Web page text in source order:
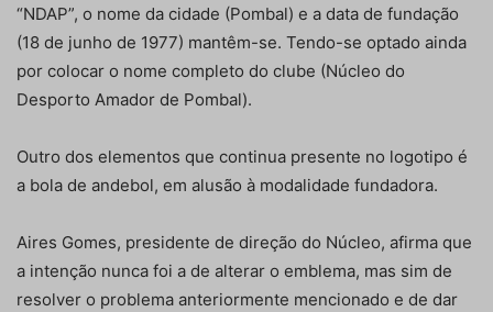
“NDAP”, o nome da cidade (Pombal) e a data de fundação
(18 de junho de 1977) mantêm-se. Tendo-se optado ainda
por colocar o nome completo do clube (Núcleo do
Desporto Amador de Pombal).
Outro dos elementos que continua presente no logotipo é
a bola de andebol, em alusão à modalidade fundadora.
Aires Gomes, presidente de direção do Núcleo, afirma que
a intenção nunca foi a de alterar o emblema, mas sim de
resolver o problema anteriormente mencionado e de dar